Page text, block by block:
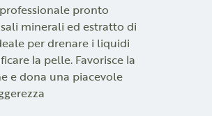
pronto
minerali ed estratto di
per drenare i liquidi
la pelle. Favorisce la
e dona una piacevole